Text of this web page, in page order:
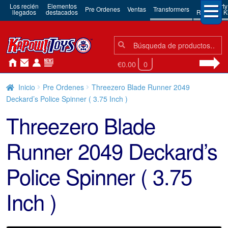
Los recién
llegados
Elementos
destacados Pre Ordenes Ventas Transformers 3rd Party
Robots &
Búsqueda:
Búsqueda
€0.00 0
Inicio Pre Ordenes
Threezero Blade Runner 2049
Deckard’s Police Spinner ( 3.75 Inch )
Threezero Blade
Runner 2049 Deckard’s
Police Spinner ( 3.75
Inch )